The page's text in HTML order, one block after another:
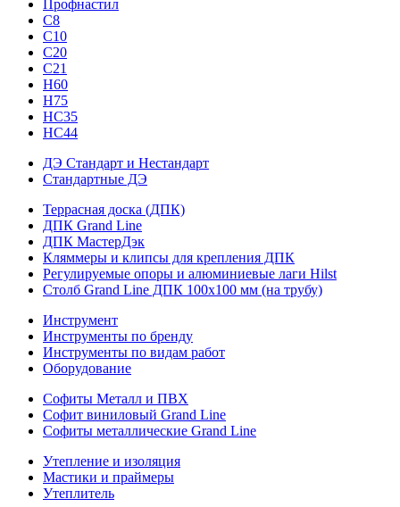
Профнастил
С8
С10
С20
С21
H60
H75
HС35
НС44
ДЭ Стандарт и Нестандарт
Стандартные ДЭ
Террасная доска (ДПК)
ДПК Grand Line
ДПК МастерДэк
Кляммеры и клипсы для крепления ДПК
Регулируемые опоры и алюминиевые лаги Hilst
Столб Grand Line ДПК 100х100 мм (на трубу)
Инструмент
Инструменты по бренду
Инструменты по видам работ
Оборудование
Софиты Металл и ПВХ
Софит виниловый Grand Line
Софиты металлические Grand Line
Утепление и изоляция
Мастики и праймеры
Утеплитель